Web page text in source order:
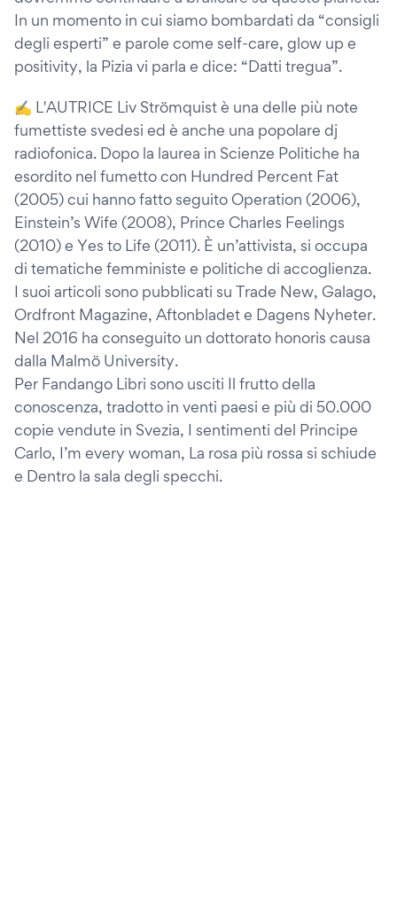
In un momento in cui siamo bombardati da “consigli
degli esperti” e parole come self-care, glow up e
positivity, la Pizia vi parla e dice: “Datti tregua”.
✍️ L'AUTRICE Liv Strömquist è una delle più note
fumettiste svedesi ed è anche una popolare dj
radiofonica. Dopo la laurea in Scienze Politiche ha
esordito nel fumetto con Hundred Percent Fat
(2005) cui hanno fatto seguito Operation (2006),
Einstein’s Wife (2008), Prince Charles Feelings
(2010) e Yes to Life (2011). È un’attivista, si occupa
di tematiche femministe e politiche di accoglienza.
I suoi articoli sono pubblicati su Trade New, Galago,
Ordfront Magazine, Aftonbladet e Dagens Nyheter.
Nel 2016 ha conseguito un dottorato honoris causa
dalla Malmö University.
Per Fandango Libri sono usciti Il frutto della
conoscenza, tradotto in venti paesi e più di 50.000
copie vendute in Svezia, I sentimenti del Principe
Carlo, I’m every woman, La rosa più rossa si schiude
e Dentro la sala degli specchi.